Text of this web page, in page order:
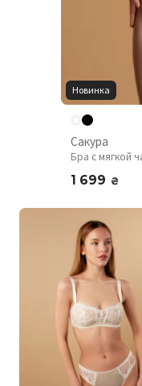
Новинка
Сакура
Бра с мягкой
1 699 ₴